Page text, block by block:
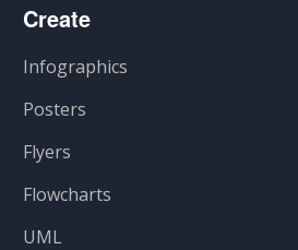
Create
Infographics
Posters
Flyers
Flowcharts
UML